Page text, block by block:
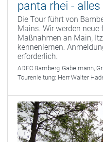
panta rhei -
Die Tour führt von
Mains. Wir werden neue
Maßnahmen an Main,
kennenlernen.
erforderlich.
ADFC Bamberg Gabelmann,
Tourenleitung: Herr Walter